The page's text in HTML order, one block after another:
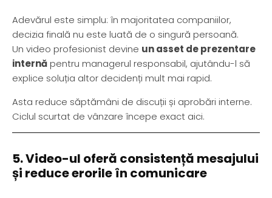
Adevărul este simplu: în majoritatea companiilor,
decizia finală nu este luată de o singură persoană.
Un video profesionist devine un asset de prezentare
internăpentru managerul responsabil, ajutându-l să
explice soluția altor decidenți mult mai rapid.
Asta reduce săptămâni de discuții și aprobări interne.
Ciclul scurtat de vânzare începe exact aici.
5. Video-ul oferă consistență mesajului
și reduce erorile în comunicare